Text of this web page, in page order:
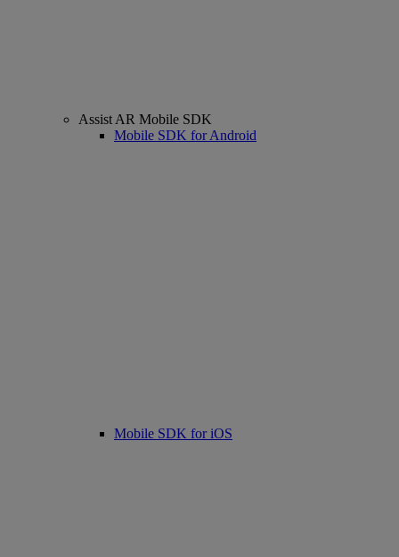
Assist AR Mobile SDK
Mobile SDK for Android
Mobile SDK for iOS